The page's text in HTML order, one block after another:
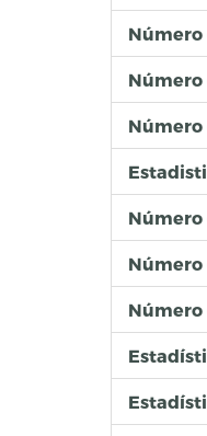
Número
Número
Número
Número
Número
Número